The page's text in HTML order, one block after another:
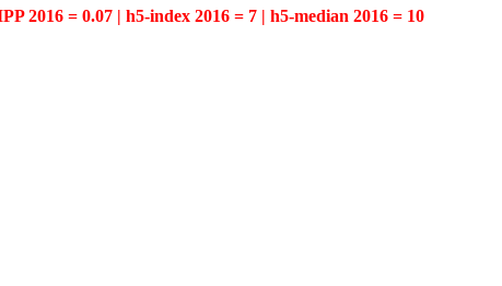
2016 = 0.07 | h5-index 2016 = 7 | h5-median 2016 = 10